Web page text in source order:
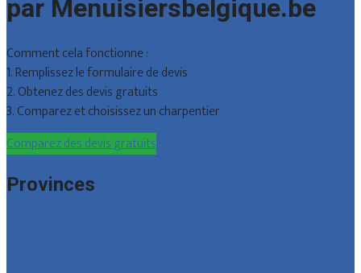
par Menuisiersbelgique.be
Comment cela fonctionne :
1. Remplissez le formulaire de devis
2. Obtenez des devis gratuits
3. Comparez et choisissez un charpentier
Comparez des devis gratuits
Provinces